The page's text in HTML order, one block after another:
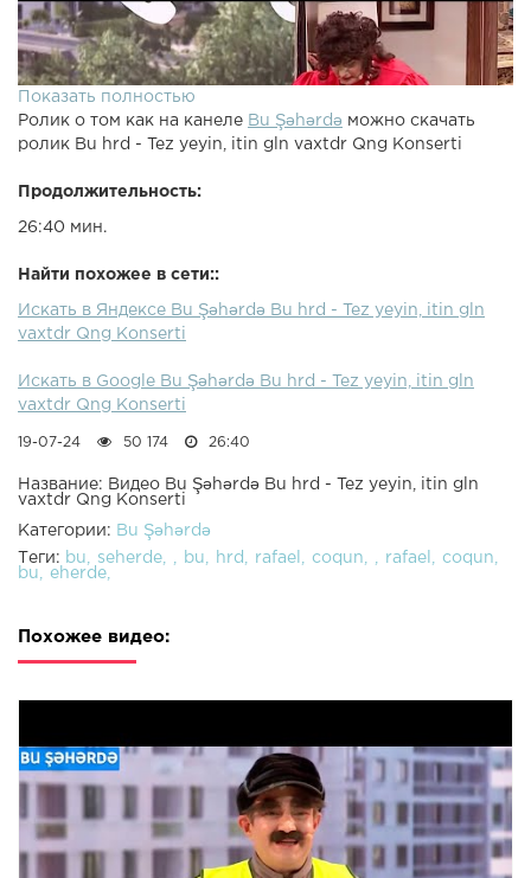
Показать полностью
Ролик о том как на канеле Bu Şəhərdə можно скачать
ролик Bu hrd - Tez yeyin, itin gln vaxtdr Qng Konserti
Продолжительность:
26:40 мин.
Найти похожее в сети::
Искать в Яндексе Bu Şəhərdə Bu hrd - Tez yeyin, itin gln
vaxtdr Qng Konserti
Искать в Google Bu Şəhərdə Bu hrd - Tez yeyin, itin gln
vaxtdr Qng Konserti
19-07-24 50 174 26:40
Название: Видео Bu Şəhərdə Bu hrd - Tez yeyin, itin gln
vaxtdr Qng Konserti
Категории: Bu Şəhərdə
Теги: bu seherde bu hrd rafael coqun rafael
coqun
bu
eherde
Похожее видео: